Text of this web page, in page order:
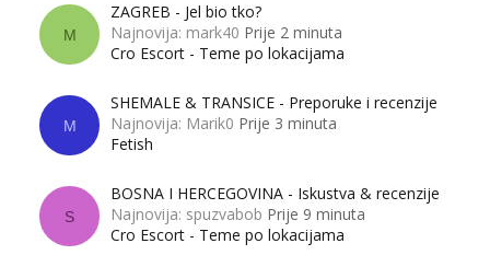
M
ZAGREB - Jel bio tko?
Najnovija: mark40 Prije 2 minuta
Cro Escort - Teme po lokacijama
M
SHEMALE & TRANSICE - Preporuke i recenzije
Najnovija: Marik0 Prije 3 minuta
Fetish
S
BOSNA I HERCEGOVINA - Iskustva & recenzije
Najnovija: spuzvabob Prije 9 minuta
Cro Escort - Teme po lokacijama